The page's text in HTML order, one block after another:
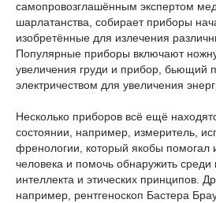
самопровозглашённым экспертом
шарлатанства, собирает приборы
изобретённые для излечения
Популярные приборы включают
увеличения груди и прибор, бьющий
электричеством для увеличения
Несколько приборов всё ещё
состоянии, например, измеритель,
френологии, который якобы помогал
человека и помочь обнаружить среди
интеллекта и этических принципов.
например, рентгеноскоп Бастера